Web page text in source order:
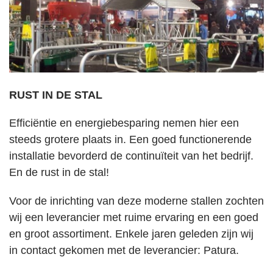
RUST IN DE STAL
Efficiëntie en energiebesparing nemen hier een
steeds grotere plaats in. Een goed functionerende
installatie bevorderd de continuïteit van het bedrijf.
En de rust in de stal!
Voor de inrichting van deze moderne stallen zochten
wij een leverancier met ruime ervaring en een goed
en groot assortiment. Enkele jaren geleden zijn wij
in contact gekomen met de leverancier: Patura.